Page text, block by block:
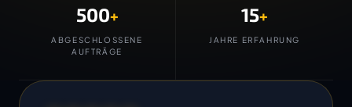
500+
ABGESCHLOSSENE
AUFTRÄGE
15+
JAHRE ERFAHRUNG